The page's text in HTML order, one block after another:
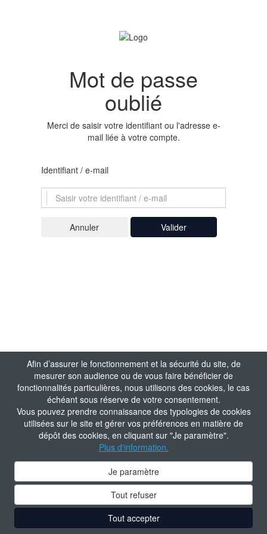
Afin d’assurer le fonctionnement et la sécurité du site, de
mesurer son audience ou de vous faire bénéficier de
fonctionnalités particulières, nous utilisons des cookies, le cas
échéant sous réserve de votre consentement.
Vous pouvez prendre connaissance des typologies de cookies
utilisées sur le site et gérer vos préférences en matière de
dépôt des cookies, en cliquant sur "Je paramètre".
Plus d'information.
Je paramètre
Tout refuser
Tout accepter
Mot de passe
oublié
Merci de saisir votre identifiant ou l'adresse e-
mail liée à votre compte.
Identifiant / e-mail
Valider